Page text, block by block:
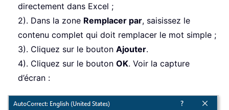
directement dans Excel ;
2). Dans la zone Remplacer par, saisissez le
contenu complet qui doit remplacer le mot simple ;
3). Cliquez sur le bouton Ajouter.
4). Cliquez sur le bouton OK. Voir la capture
d’écran :